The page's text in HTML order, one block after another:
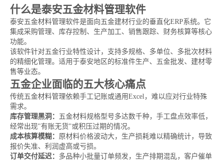
什么是泰安五金材料管理软件
泰安五金材料管理软件是面向五金建材行业的垂直化ERP系统。它
集成采购管理、库存控制、生产加工、销售跟踪、财务核算等核心
功能。
该软件针对五金行业特性设计，支持多规格、多单位、多批次材料
的精细化管理。适用于泰安地区的标准件生产、五金批发、建材零
售等业态。
五金企业面临的五大核心痛点
传统五金材料管理依赖手工记账或通用Excel，难以应对行业特殊
需求。
库存管理黑洞： 五金材料规格型号多达数千种，手工盘点效率低，
经常出现"有账无货"或积压过期的情况。
成本核算模糊： 原材料价格波动大，生产损耗难以精确统计，导致
报价失准、利润虚高或亏损。
订单交付延迟： 多品种小批量订单频发，生产排期混乱，客户催单